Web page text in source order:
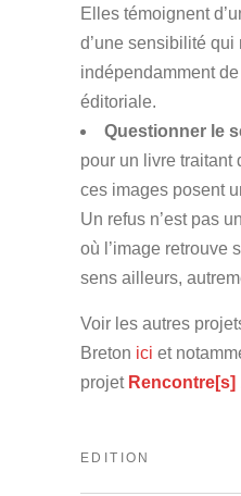
Elles témoignent
d’une sensibilité qui
indépendamment
éditoriale.
Questionner le
pour un livre traitant
ces images posent
Un refus n’est pas
où l’image retrouve
sens ailleurs,
Voir les autres
Breton ici et
projet Rencontre[s]
EDITION